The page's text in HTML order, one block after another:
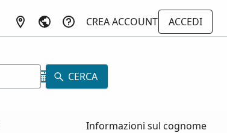
CREA ACCOUNT
ACCEDI
CERCA
Informazioni sul cognome